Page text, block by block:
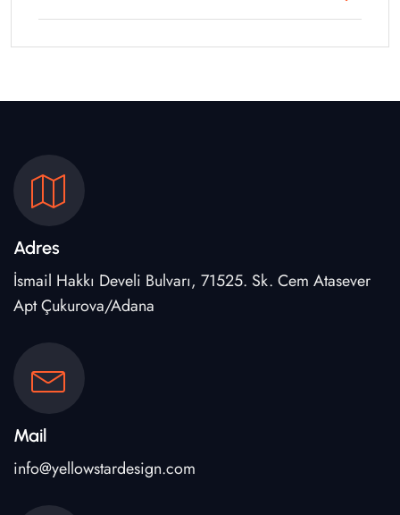
Adres
İsmail Hakkı Develi Bulvarı, 71525. Sk. Cem Atasever
Apt Çukurova/Adana
Mail
info@yellowstardesign.com